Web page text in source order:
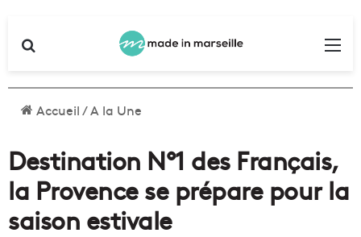
Accueil/A la Une
Destination N°1 des Français,
la Provence se prépare pour la
saison estivale